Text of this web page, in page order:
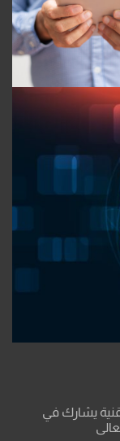
يشارك في